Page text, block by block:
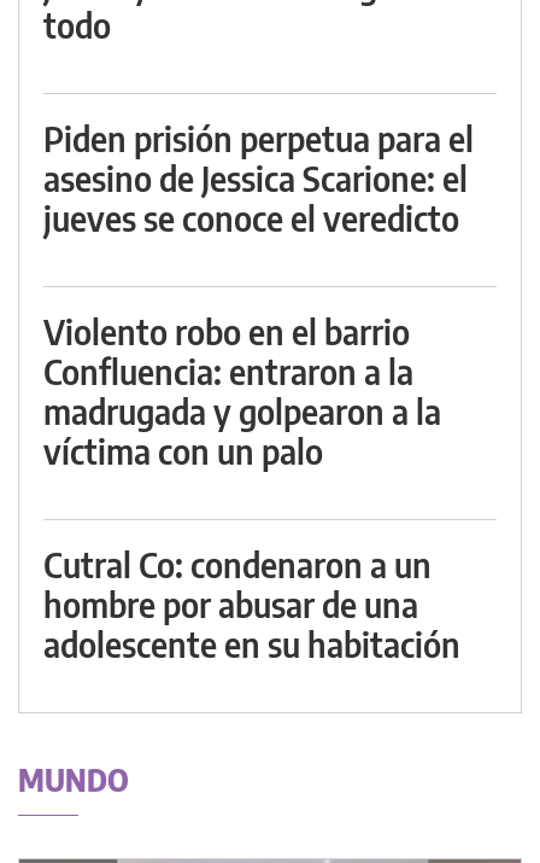
todo
Piden prisión perpetua para el
asesino de Jessica Scarione: el
jueves se conoce el veredicto
Violento robo en el barrio
Confluencia: entraron a la
madrugada y golpearon a la
víctima con un palo
Cutral Co: condenaron a un
hombre por abusar de una
adolescente en su habitación
MUNDO